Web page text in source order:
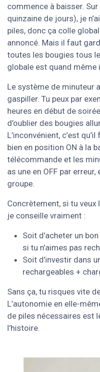
commence à baisser.
quinzaine de jours), je
piles, donc ça colle
annoncé. Mais il faut
toutes les bougies tous
globale est quand même
Le système de minuteur
gaspiller. Tu peux par
heures en début de
d’oublier des bougies
L’inconvénient, c’est
bien en position ON à la
télécommande et les
as une en OFF par
groupe.
Concrètement, si tu
je conseille vraiment :
Soit d’acheter un
si tu n’aimes pas
Soit d’investir dans
rechargeables +
Sans ça, tu risques vite
L’autonomie en elle-
de piles nécessaires est
l’histoire.